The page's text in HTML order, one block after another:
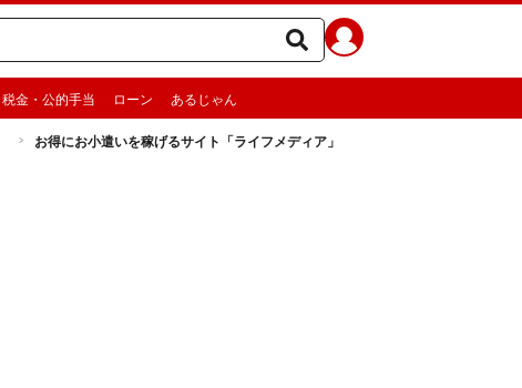
税金・公的手当 ローン あるじゃん
お得にお小遣いを稼げるサイト「ライフメディア」